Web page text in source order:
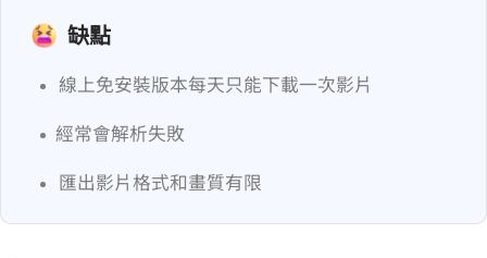
缺點
線上免安裝版本每天只能下載一次影片
YouTube 經常會解析失敗
匯出影片格式和畫質有限